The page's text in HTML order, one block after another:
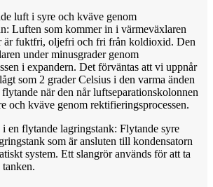
luft i syre och kväve genom
Luften som kommer in i värmeväxlaren
är fuktfri, oljefri och fri från koldioxid. Den
under minusgrader genom
i expandern. Det förväntas att vi uppnår
som 2 grader Celsius i den varma änden
när den når luftseparationskolonnen
och kväve genom rektifieringsprocessen.
i en flytande lagringstank: Flytande syre
som är ansluten till kondensatorn
system. Ett slangrör används för att ta